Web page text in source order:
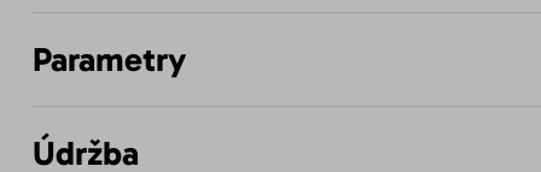
Parametry
Údržba